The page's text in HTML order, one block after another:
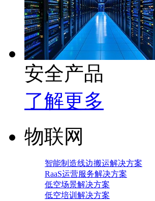
安全产品
了解更多
物联网
智能制造线边搬运解决方案
RaaS运营服务解决方案
低空场景解决方案
低空培训解决方案